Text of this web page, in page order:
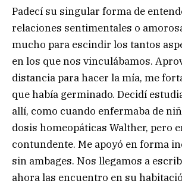
Padecí su singular forma de
relaciones sentimentales o
mucho para escindir los tantos
en los que nos vinculábamos.
distancia para hacer la mía, me
que había germinado. Decidí
allí, como cuando enfermaba de
dosis homeopáticas Walther, pero
contundente. Me apoyó en forma
sin ambages. Nos llegamos a
ahora las encuentro en su